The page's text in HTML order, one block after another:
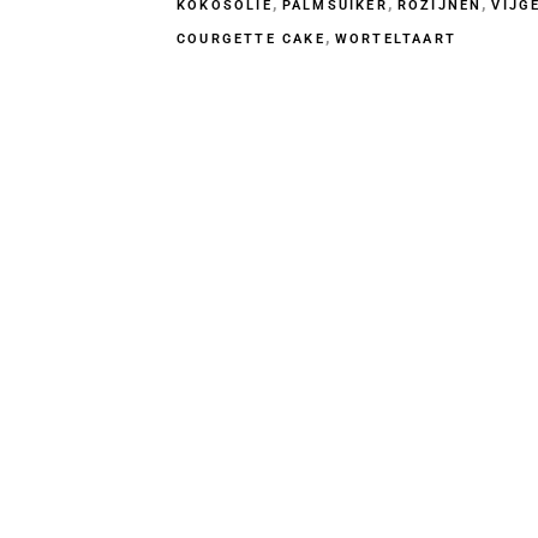
KOKOSOLIE PALMSUIKER ROZIJNEN
COURGETTE CAKE , WORTELTAART